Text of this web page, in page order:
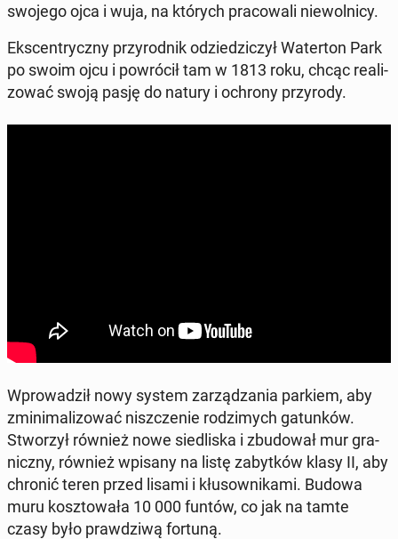
swojego ojca i wuja, na których pra­co­wa­li nie­wol­ni­cy.
Eks­cen­trycz­ny przy­rod­nik odzie­dzi­czył Wa­ter­ton Park
po swoim ojcu i po­wró­cił tam w 1813 roku, chcąc re­ali­
zo­wać swoją pasję do natury i ochrony przy­ro­dy.
Wpro­wa­dził nowy system za­rzą­dza­nia parkiem, aby
zmi­ni­ma­li­zo­wać nisz­cze­nie ro­dzi­mych ga­tun­ków.
Stwo­rzył również nowe sie­dli­ska i zbu­do­wał mur gra­
nicz­ny, również wpisany na listę za­byt­ków klasy II, aby
chronić teren przed lisami i kłu­sow­ni­ka­mi. Budowa
muru kosz­to­wa­ła 10 000 funtów, co jak na tamte
czasy było praw­dzi­wą fortuną.